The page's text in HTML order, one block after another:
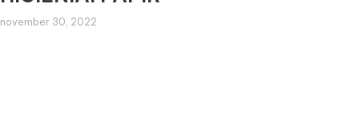
november 30, 2022